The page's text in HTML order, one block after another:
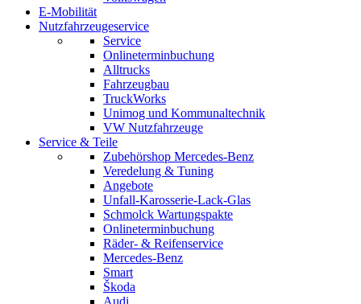
E-Mobilität
Nutzfahrzeugeservice
Service
Onlineterminbuchung
Alltrucks
Fahrzeugbau
TruckWorks
Unimog und Kommunaltechnik
VW Nutzfahrzeuge
Service & Teile
Zubehörshop Mercedes-Benz
Veredelung & Tuning
Angebote
Unfall-Karosserie-Lack-Glas
Schmolck Wartungspakte
Onlineterminbuchung
Räder- & Reifenservice
Mercedes-Benz
Smart
Škoda
Audi